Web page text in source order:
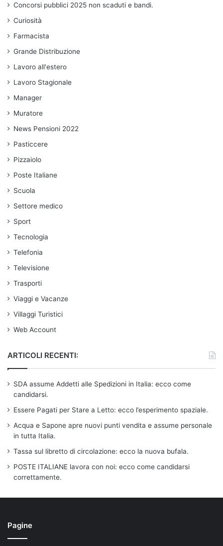
Concorsi pubblici 2025 non scaduti e bandi.
Curiosità
Farmacista
Grande Distribuzione
Lavoro all'estero
Lavoro Stagionale
Manager
Muratore
News Pensioni 2022
Pasticcere
Pizzaiolo
Poste Italiane
Scuola
Settore medico
Sport
Tecnologia
Telefonia
Televisione
Trasporti
Viaggi e Vacanze
Villaggi Turistici
Web Account
ARTICOLI RECENTI:
SDA assume Addetti alle Spedizioni in Italia: ecco come
candidarsi.
Essere Pagati per Stare a Letto: ecco l’esperimento spaziale.
Acqua e Sapone apre nuovi punti vendita e assume personale
in tutta Italia.
Tassa sul libretto di circolazione: ecco la nuova bufala.
POSTE ITALIANE lavora con noi: ecco come candidarsi
correttamente.
Pagine